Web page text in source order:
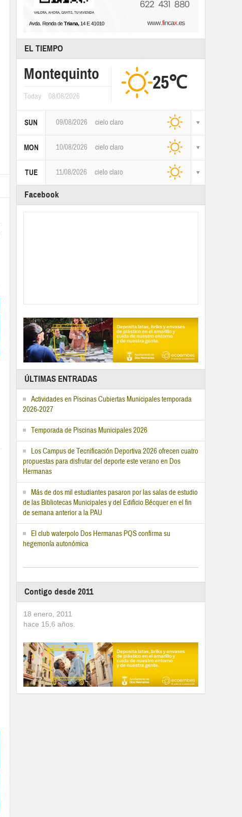
EL TIEMPO
Montequinto
Today 08/08/2026
25℃
SUN 09/08/2026 cielo claro
MON 10/08/2026 cielo claro
TUE 11/08/2026 cielo claro
Facebook
ÚLTIMAS ENTRADAS
Actividades en Piscinas Cubiertas Municipales temporada
2026-2027
Temporada de Piscinas Municipales 2026
Los Campus de Tecnificación Deportiva 2026 ofrecen cuatro
propuestas para disfrutar del deporte este verano en Dos
Hermanas
Más de dos mil estudiantes pasaron por las salas de estudio
de las Bibliotecas Municipales y del Edificio Bécquer en el fin
de semana anterior a la PAU
El club waterpolo Dos Hermanas PQS confirma su
hegemonía autonómica
Contigo desde 2011
18 enero, 2011
hace 15,6 años.